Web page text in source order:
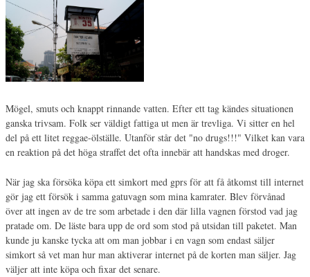
Mögel, smuts och knappt rinnande vatten. Efter ett tag kändes situationen
ganska trivsam. Folk ser väldigt fattiga ut men är trevliga. Vi sitter en hel
del på ett litet reggae-ölställe. Utanför står det "no drugs!!!" Vilket kan vara
en reaktion på det höga straffet det ofta innebär att handskas med droger.
När jag ska försöka köpa ett simkort med gprs för att få åtkomst till internet
gör jag ett försök i samma gatuvagn som mina kamrater. Blev förvånad
över att ingen av de tre som arbetade i den där lilla vagnen förstod vad jag
pratade om. De läste bara upp de ord som stod på utsidan till paketet. Man
kunde ju kanske tycka att om man jobbar i en vagn som endast säljer
simkort så vet man hur man aktiverar internet på de korten man säljer. Jag
väljer att inte köpa och fixar det senare.